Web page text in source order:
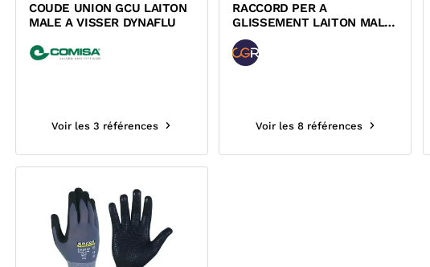
COUDE UNION GCU LAITON
MALE A VISSER DYNAFLU
Voir les 3 références
RACCORD PER A
GLISSEMENT LAITON MALE
DYNAFLU
Voir les 8 références